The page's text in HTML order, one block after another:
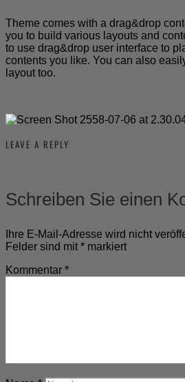
Theme comes with a drag&drop
you to build various layouts and
to use drag&drop user interface to
contents you like. You can also
layout too.
LEAVE A REPLY
Schreiben Sie einen
Ihre E-Mail-Adresse wird nicht
Felder sind mit * markiert
Kommentar *